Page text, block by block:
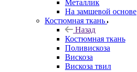
Металлик
На замшевой основе
Костюмная ткань
Назад
Костюмная ткань
Поливискоза
Вискоза
Вискоза твил